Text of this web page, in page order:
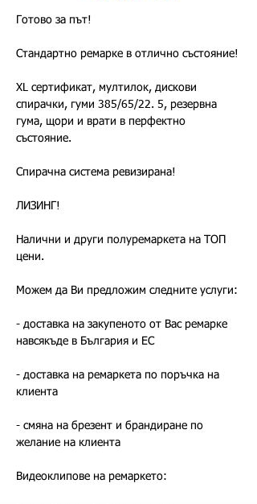
Готово за път!
Стандартно ремарке в отлично състояние!
XL сертификат, мултилок, дискови
спирачки, гуми 385/65/22. 5, резервна
гума, щори и врати в перфектно
състояние.
Спирачна система ревизирана!
ЛИЗИНГ!
Налични и други полуремаркета на ТОП
цени.
Можем да Ви предложим следните услуги:
- доставка на закупеното от Вас ремарке
навсякъде в България и ЕС
- доставка на ремаркета по поръчка на
клиента
- смяна на брезент и брандиране по
желание на клиента
Видеоклипове на ремаркето: